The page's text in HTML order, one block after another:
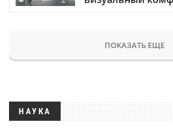
ПОКАЗАТЬ ЕЩЕ
НАУКА